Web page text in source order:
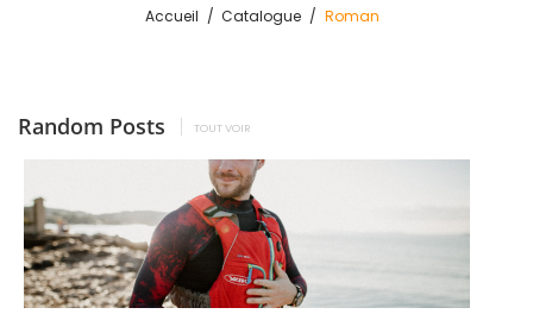
Accueil Catalogue Roman
Random Posts TOUT VOIR